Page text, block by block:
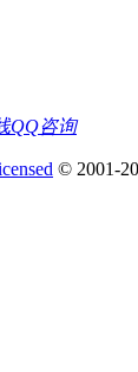
QQ咨询
© 2001-